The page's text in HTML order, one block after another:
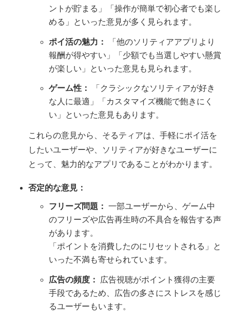
ントが貯まる」「操作が簡単で初心者でも楽し
める」といった意見が多く見られます。
ポイ活の魅力：
「他のソリティアアプリより
報酬が得やすい」「少額でも当選しやすい懸賞
が楽しい」といった意見も見られます。
ゲーム性：
「クラシックなソリティアが好き
な人に最適」「カスタマイズ機能で飽きにく
い」といった意見もあります。
これらの意見から、そるティアは、手軽にポイ活を
したいユーザーや、ソリティアが好きなユーザーに
とって、魅力的なアプリであることがわかります。
否定的な意見：
フリーズ問題： 一部ユーザーから、ゲーム中
のフリーズや広告再生時の不具合を報告する声
があります。
「ポイントを消費したのにリセットされる」と
いった不満も寄せられています。
広告の頻度：
広告視聴がポイント獲得の主要
手段であるため、広告の多さにストレスを感じ
るユーザーもいます。